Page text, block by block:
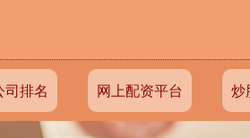
排名 网上配资平台 炒